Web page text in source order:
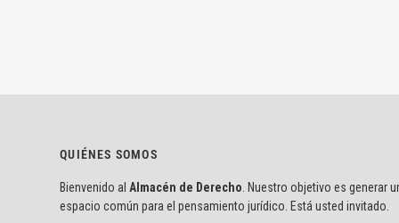
QUIÉNES SOMOS
Bienvenido al Almacén de Derecho . Nuestro objetivo es generar
espacio común para el pensamiento jurídico. Está usted invitado.